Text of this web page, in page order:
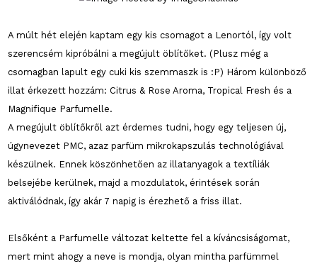
A múlt hét elején kaptam egy kis csomagot a Lenortól, így volt
szerencsém kipróbálni a megújult öblítőket. (Plusz még a
csomagban lapult egy cuki kis szemmaszk is :P) Három különböző
illat érkezett hozzám: Citrus & Rose Aroma, Tropical Fresh és a
Magnifique Parfumelle.
A megújult öblítőkről azt érdemes tudni, hogy egy teljesen új,
úgynevezet PMC, azaz parfüm mikrokapszulás technológiával
készülnek. Ennek köszönhetően az illatanyagok a textíliák
belsejébe kerülnek, majd a mozdulatok, érintések során
aktiválódnak, így akár 7 napig is érezhető a friss illat.
Elsőként a Parfumelle változat keltette fel a kíváncsiságomat,
mert mint ahogy a neve is mondja, olyan mintha parfümmel